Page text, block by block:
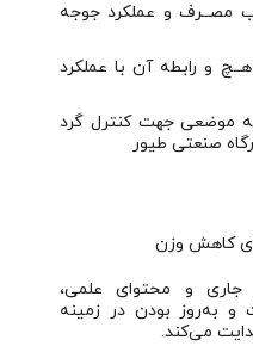
مصــرف و عملکرد جوجه
و رابطه آن با عملکرد
موضعی جهت کنترل گرد
صنعتی طیور
جاری و محتوای علمی،
و به‌روز بودن در زمینه
می‌کند.